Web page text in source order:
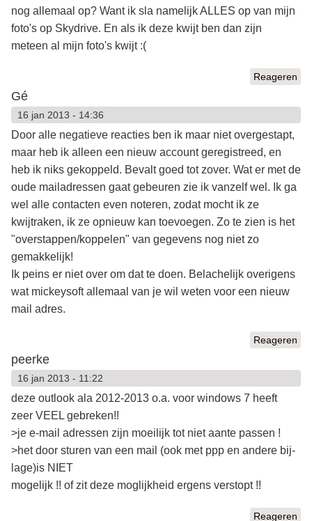
nog allemaal op? Want ik sla namelijk ALLES op van mijn
foto's op Skydrive. En als ik deze kwijt ben dan zijn
meteen al mijn foto's kwijt :(
Reageren
Gé
16 jan 2013 - 14:36
Door alle negatieve reacties ben ik maar niet overgestapt,
maar heb ik alleen een nieuw account geregistreed, en
heb ik niks gekoppeld. Bevalt goed tot zover. Wat er met de
oude mailadressen gaat gebeuren zie ik vanzelf wel. Ik ga
wel alle contacten even noteren, zodat mocht ik ze
kwijtraken, ik ze opnieuw kan toevoegen. Zo te zien is het
"overstappen/koppelen" van gegevens nog niet zo
gemakkelijk!
Ik peins er niet over om dat te doen. Belachelijk overigens
wat mickeysoft allemaal van je wil weten voor een nieuw
mail adres.
Reageren
peerke
16 jan 2013 - 11:22
deze outlook ala 2012-2013 o.a. voor windows 7 heeft
zeer VEEL gebreken!!
>je e-mail adressen zijn moeilijk tot niet aante passen !
>het door sturen van een mail (ook met ppp en andere bij-
lage)is NIET
mogelijk !! of zit deze moglijkheid ergens verstopt !!
Reageren